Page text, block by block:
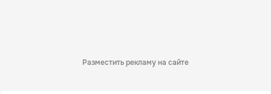
Разместить рекламу на сайте